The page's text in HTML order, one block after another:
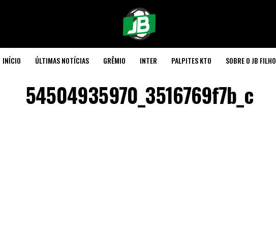
INÍCIO ÚLTIMAS NOTÍCIAS GRÊMIO INTER PALPITES KTO SOBRE O JB FILHO
54504935970_3516769f7b_c